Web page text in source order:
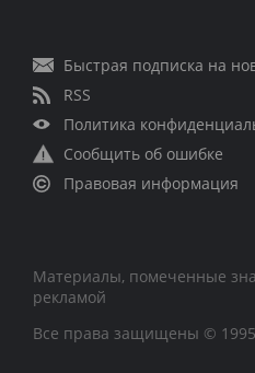
Быстрая подписка на
RSS
Политика
Сообщить об ошибке
Правовая информация
Материалы, помеченные
рекламой
Все права защищены © 1995